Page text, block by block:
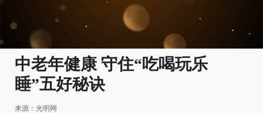
Video
中老年健康 守住“吃喝玩乐
睡”五好秘诀
来源： 光明网